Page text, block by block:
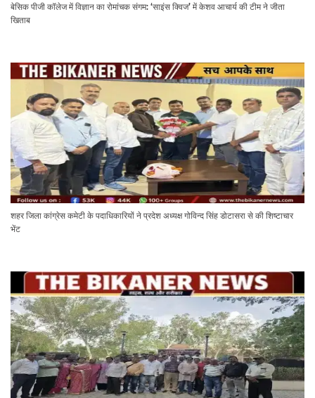
बेसिक पीजी कॉलेज में विज्ञान का रोमांचक संगम: ‘साइंस क्विज’ में केशव आचार्य की टीम ने जीता
खिताब
शहर जिला कांग्रेस कमेटी के पदाधिकारियों ने प्रदेश अध्यक्ष गोविन्द सिंह डोटासरा से की शिष्टाचार
भेंट